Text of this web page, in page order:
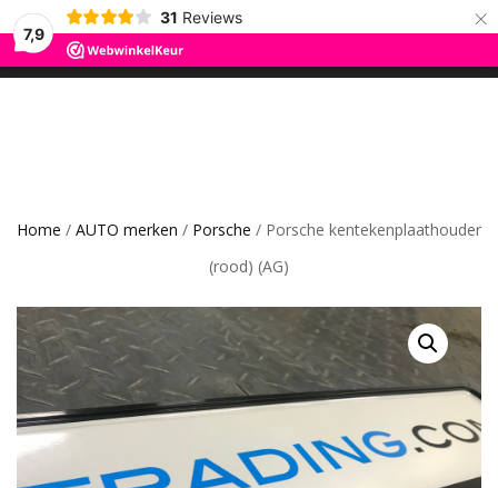
7,9
31 Reviews ×
ROS TRADING
CAR GADGETS AND WANNAHAVES
MENU
Home / AUTO merken / Porsche / Porsche kentekenplaathouder
(rood) (AG)